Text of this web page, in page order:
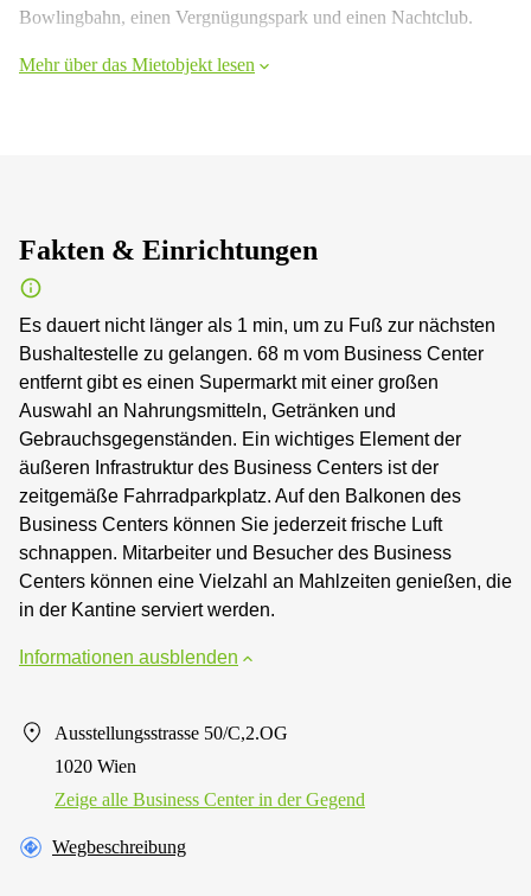
Bowlingbahn, einen Vergnügungspark und einen Nachtclub.
Mehr über das Mietobjekt lesen
Fakten & Einrichtungen
Es dauert nicht länger als 1 min, um zu Fuß zur nächsten
Bushaltestelle zu gelangen. 68 m vom Business Center
entfernt gibt es einen Supermarkt mit einer großen
Auswahl an Nahrungsmitteln, Getränken und
Gebrauchsgegenständen. Ein wichtiges Element der
äußeren Infrastruktur des Business Centers ist der
zeitgemäße Fahrradparkplatz. Auf den Balkonen des
Business Centers können Sie jederzeit frische Luft
schnappen. Mitarbeiter und Besucher des Business
Centers können eine Vielzahl an Mahlzeiten genießen, die
in der Kantine serviert werden.
Informationen ausblenden
Ausstellungsstrasse 50/C,2.OG
1020 Wien
Zeige alle Business Center in der Gegend
Wegbeschreibung